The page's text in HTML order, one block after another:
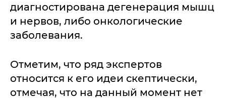
диагностирована дегенерация мышц
и нервов, либо онкологические
заболевания.
Отметим, что ряд экспертов
относится к его идеи скептически,
отмечая, что на данный момент нет